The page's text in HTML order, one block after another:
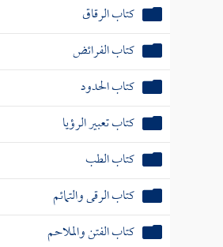
كتاب الرقاق
كتاب الفرائض
كتاب الحدود
كتاب تعبير الرؤيا
كتاب الطب
كتاب الرقى والتمائم
كتاب الفتن والملاحم